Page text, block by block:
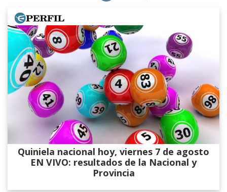
Quiniela nacional hoy, viernes 7 de agosto
EN VIVO: resultados de la Nacional y
Provincia